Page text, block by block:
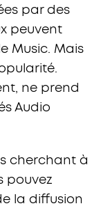
par des
peuvent
Music. Mais
ne prend
Audio
cherchant à
pouvez
la diffusion